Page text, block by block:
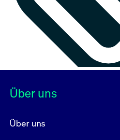
Über uns
Über uns